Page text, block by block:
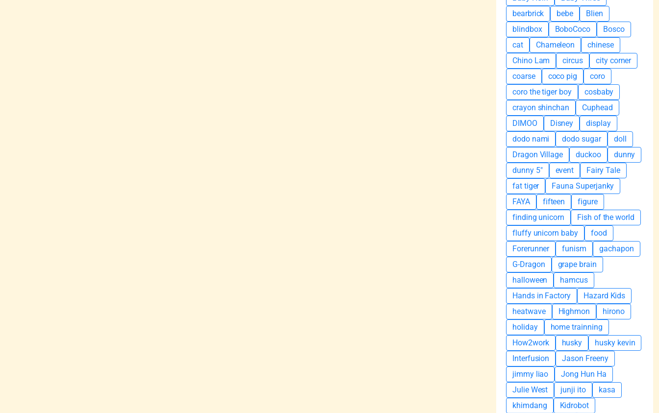
bearbrick
bebe
Blien
blindbox
BoboCoco
Bosco
cat
Chameleon
chinese
Chino Lam
circus
city corner
coarse
coco pig
coro
coro the tiger boy
cosbaby
crayon shinchan
Cuphead
DIMOO
Disney
display
dodo nami
dodo sugar
doll
Dragon Village
duckoo
dunny
dunny 5"
event
Fairy Tale
fat tiger
Fauna Superjanky
FAYA
fifteen
figure
finding unicorn
Fish of the world
fluffy unicorn baby
food
Forerunner
funism
gachapon
G-Dragon
grape brain
halloween
hamcus
Hands in Factory
Hazard Kids
heatwave
Highmon
hirono
holiday
home trainning
How2work
husky
husky kevin
Interfusion
Jason Freeny
jimmy liao
Jong Hun Ha
Julie West
junji ito
kasa
khimdang
Kidrobot